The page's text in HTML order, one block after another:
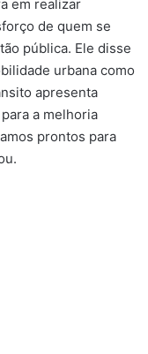
em realizar
de quem se
pública. Ele disse
urbana como
apresenta
a melhoria
prontos para